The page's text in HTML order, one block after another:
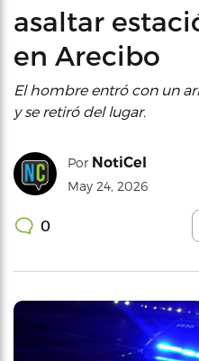
asaltar
en Arecibo
El hombre entró con un
y se retiró del lugar.
Por NotiCel
May 24, 2026
0